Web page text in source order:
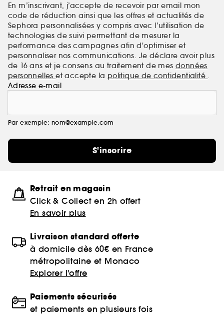
En m’inscrivant, j’accepte de recevoir par email mon
code de réduction ainsi que les offres et actualités de
Sephora personnalisées y compris avec l’utilisation de
technologies de suivi permettant de mesurer la
performance des campagnes afin d'optimiser et
personnaliser nos communications. Je déclare avoir plus
de 16 ans et je consens au traitement de mes données
personnelleset accepte la politique de confidentialité .
Adresse e-mail
Par exemple: nom@example.com
S'inscrire
Retrait en magasin
Click & Collect en 2h offert
En savoir plus
Livraison standard offerte
à domicile dès 60€ en France
métropolitaine et Monaco
Explorer l'offre
Paiements sécurisés
et paiements en plusieurs fois